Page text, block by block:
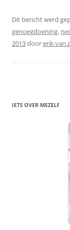
Dit bericht werd
genoegdoening,
2013door
IETS OVER MEZELF